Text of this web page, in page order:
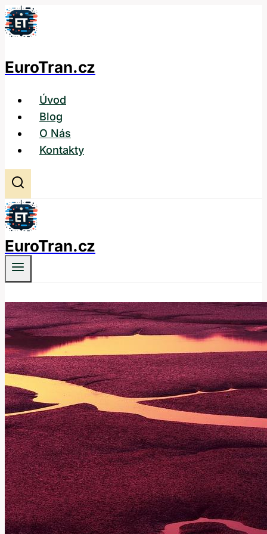
Přeskočit
na
EuroTran.cz
Úvod
Blog
O Nás
Kontakty
EuroTran.cz